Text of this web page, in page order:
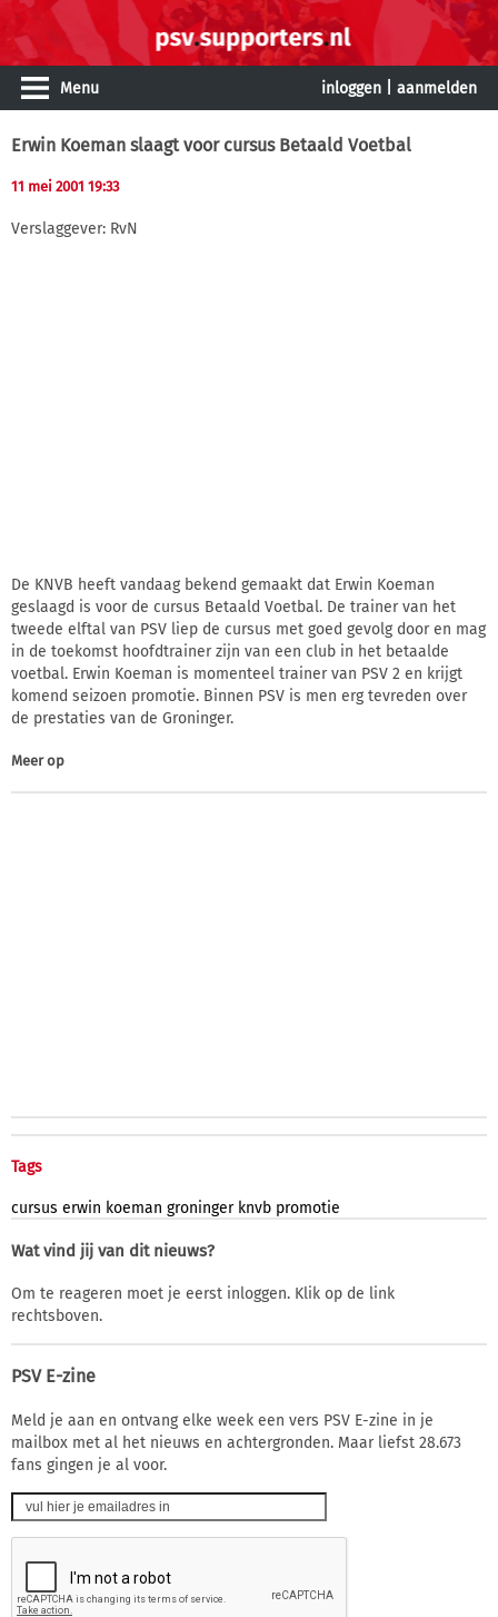
Menu inloggen aanmelden
Erwin Koeman slaagt voor cursus Betaald Voetbal
11 mei 2001 19:33
Verslaggever: RvN
De KNVB heeft vandaag bekend gemaakt dat Erwin Koeman
geslaagd is voor de cursus Betaald Voetbal. De trainer van het
tweede elftal van PSV liep de cursus met goed gevolg door en mag
in de toekomst hoofdtrainer zijn van een club in het betaalde
voetbal. Erwin Koeman is momenteel trainer van PSV 2 en krijgt
komend seizoen promotie. Binnen PSV is men erg tevreden over
de prestaties van de Groninger.
Meer op
Tags
cursus erwin koeman groninger knvb promotie
Wat vind jij van dit nieuws?
Om te reageren moet je eerst inloggen. Klik op de link
rechtsboven.
PSV E-zine
Meld je aan en ontvang elke week een vers PSV E-zine in je
mailbox met al het nieuws en achtergronden. Maar liefst 28.673
fans gingen je al voor.